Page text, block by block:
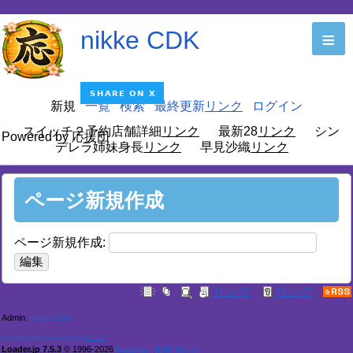
nikke CDK
Powered by 応援団
≡
新規 一覧 検索 最終更新
ログイン
スイッチ２予約店舗詳細
最新28
シン
デレラ姉妹身長
早見沙織
ページ新規作成
ページ新規作成:
Admin: nikke CDK
http://neogamma.loader.jp/?.html
Loader.jp 7.5.3 © 1996-2026 loader.jp TEAM Maruri